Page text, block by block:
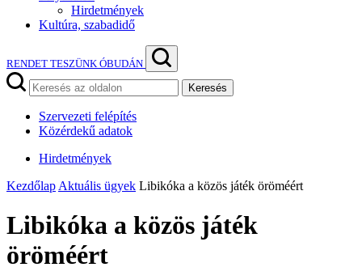
Hirdetmények
Kultúra, szabadidő
RENDET TESZÜNK ÓBUDÁN
Keresés
Szervezeti felépítés
Közérdekű adatok
Hirdetmények
Kezdőlap Aktuális ügyek Libikóka a közös játék öröméért
Libikóka a közös játék
öröméért